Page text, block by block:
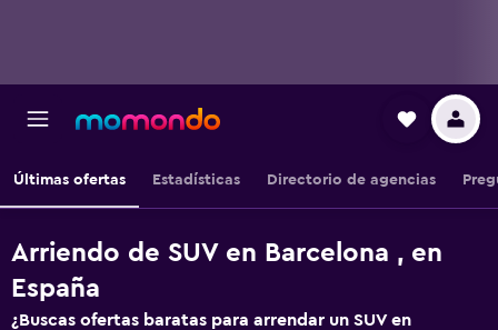
Últimas ofertas Estadísticas Directorio de agencias
Arriendo de SUV en Barcelona , en
España
¿Buscas ofertas baratas para arrendar un SUV en